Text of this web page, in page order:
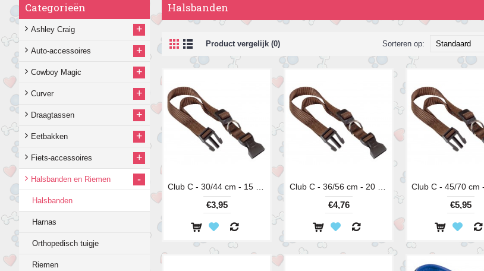
Categorieën
Ashley Craig +
Auto-accessoires +
Cowboy Magic +
Curver +
Draagtassen +
Eetbakken +
Fiets-accessoires +
Halsbanden en Riemen -
Halsbanden
Harnas
Orthopedisch tuigje
Riemen
Halsbanden
Product vergelijk (0) Sorteren op:
€3,95 €4,76 €5,95